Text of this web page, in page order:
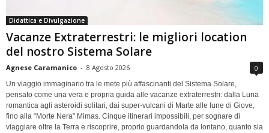
Didattica e Divulgazione
Vacanze Extraterrestri: le migliori location
del nostro Sistema Solare
Agnese Caramanico - 8 Agosto 2026 0
Un viaggio immaginario tra le mete più affascinanti del Sistema Solare,
pensato come una vera e propria guida alle vacanze extraterrestri: dalla Luna
romantica agli asteroidi solitari, dai super-vulcani di Marte alle lune di Giove,
fino alla “Morte Nera” Mimas. Cinque itinerari impossibili, per sognare di
viaggiare oltre la Terra e riscoprire, proprio guardandola da lontano, quanto sia